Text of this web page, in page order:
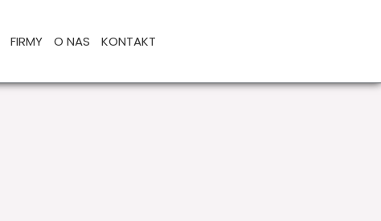
FIRMY O NAS KONTAKT